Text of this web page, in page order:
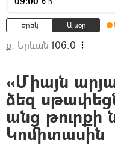
Երեկ Այսօր
ք. Երևան 106.0
«Միայն
ձեզ
անց թուրքի
Կոմիտասին